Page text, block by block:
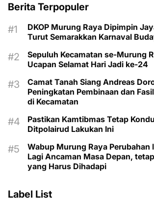
Berita Terpopuler
DKOP Murung Raya Dipimpin
Turut Semarakkan Karnaval
Sepuluh Kecamatan se-Murung
Ucapan Selamat Hari Jadi ke-24
Camat Tanah Siang Andreas
Peningkatan Pembinaan dan
di Kecamatan
Pastikan Kamtibmas Tetap
Ditpolairud Lakukan Ini
Wabup Murung Raya Perubahan
Lagi Ancaman Masa Depan,
yang Harus Dihadapi
Label List